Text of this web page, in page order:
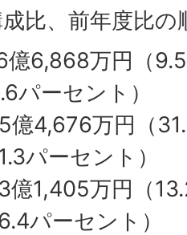
比、前年度比
億6,868万円（
パーセント）
億4,676万円（
パーセント）
億1,405万円（
パーセント）